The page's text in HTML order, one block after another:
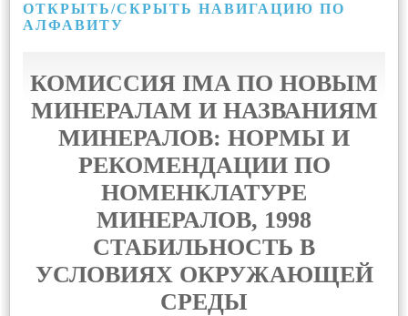
ОТКРЫТЬ/СКРЫТЬ НАВИГАЦИЮ ПО
АЛФАВИТУ
КОМИССИЯ IMA ПО НОВЫМ
МИНЕРАЛАМ И НАЗВАНИЯМ
МИНЕРАЛОВ: НОРМЫ И
РЕКОМЕНДАЦИИ ПО
НОМЕНКЛАТУРЕ
МИНЕРАЛОВ, 1998
СТАБИЛЬНОСТЬ В
УСЛОВИЯХ ОКРУЖАЮЩЕЙ
СРЕДЫ